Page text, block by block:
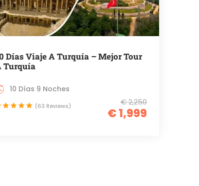
Días Viaje A Turquía – Mejor Tour
Turquía
€ 2,250
€ 1,999
10 Días 9 Noches
(63 Reviews)